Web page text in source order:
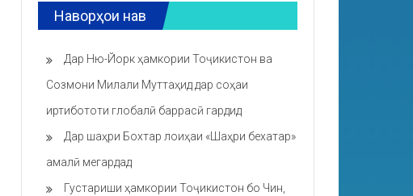
Наворҳои нав
Дар Ню-Йорк ҳамкории Тоҷикистон ва
Созмони Милали Муттаҳид дар соҳаи
иртибототи глобалӣ баррасӣ гардид
Дар шаҳри Бохтар лоиҳаи «Шаҳри бехатар»
амалӣ мегардад
Густариши ҳамкории Тоҷикистон бо Чин,